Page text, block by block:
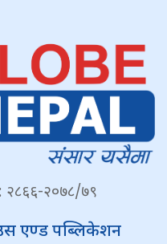
२८६६-२०७८/७९
एण्ड पब्लिकेशन